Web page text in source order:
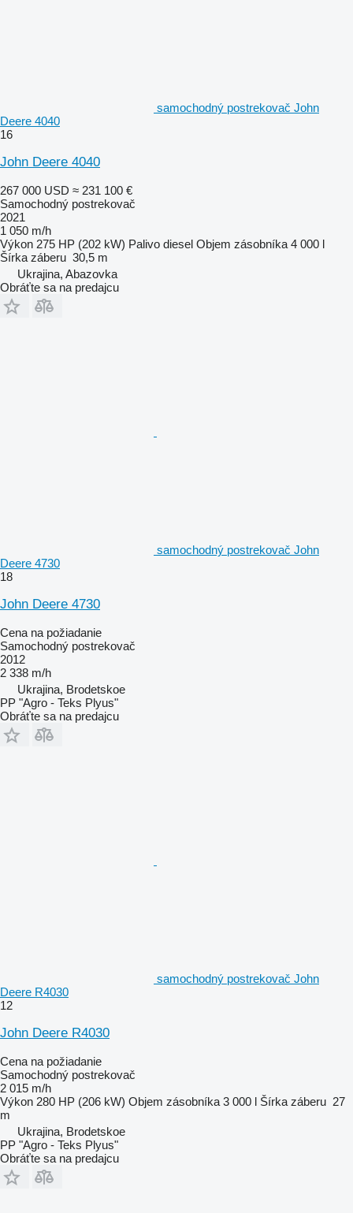
samochodný postrekovač John
Deere 4040
16
John Deere 4040
267 000 USD ≈ 231 100 €
Samochodný postrekovač
2021
1 050 m/h
Výkon 275 HP (202 kW) Palivo diesel Objem zásobníka 4 000 l
Šírka záberu 30,5 m
Ukrajina, Abazovka
Obráťte sa na predajcu
samochodný postrekovač John
Deere 4730
18
John Deere 4730
Cena na požiadanie
Samochodný postrekovač
2012
2 338 m/h
Ukrajina, Brodetskoe
PP "Agro - Teks Plyus"
Obráťte sa na predajcu
samochodný postrekovač John
Deere R4030
12
John Deere R4030
Cena na požiadanie
Samochodný postrekovač
2 015 m/h
Výkon 280 HP (206 kW) Objem zásobníka 3 000 l Šírka záberu 27
m
Ukrajina, Brodetskoe
PP "Agro - Teks Plyus"
Obráťte sa na predajcu